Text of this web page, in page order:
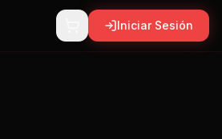
Iniciar Sesión